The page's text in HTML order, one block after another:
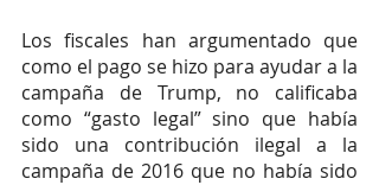
Los fiscales han argumentado que
como el pago se hizo para ayudar a la
campaña de Trump, no calificaba
como “gasto legal” sino que había
sido una contribución ilegal a la
campaña de 2016 que no había sido